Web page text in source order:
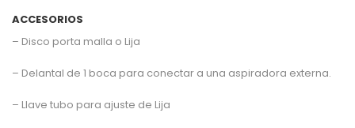
ACCESORIOS
– Disco porta malla o Lija
– Delantal de 1 boca para conectar a una aspiradora externa.
– Llave tubo para ajuste de Lija